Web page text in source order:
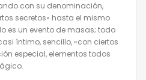
con su denominación,
secretos» hasta el mismo
es un evento de masas; todo
íntimo, sencillo, «con ciertos
especial, elementos todos